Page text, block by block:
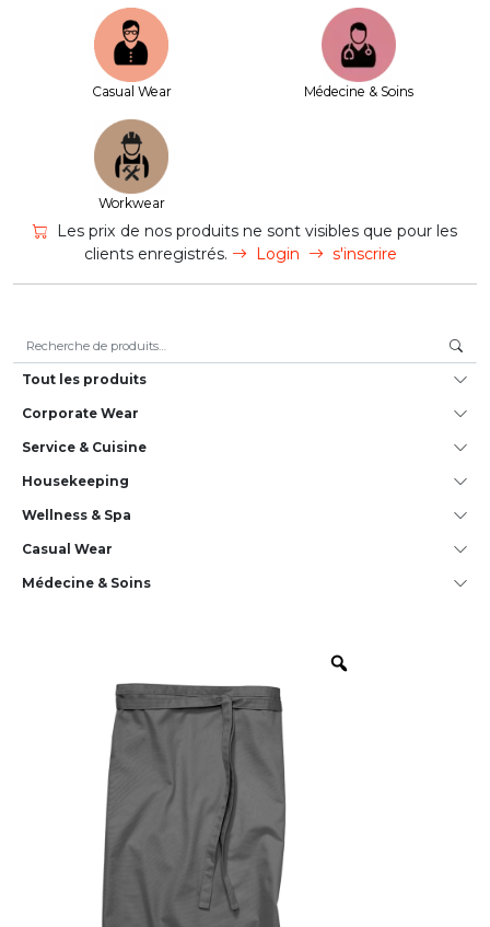
Casual Wear Médecine & Soins
Workwear
Les prix de nos produits ne sont visibles que pour les
clients enregistrés.
Login s'inscrire
Tout les produits
Corporate Wear
Service & Cuisine
House­keeping
Wellness & Spa
Casual Wear
Médecine & Soins